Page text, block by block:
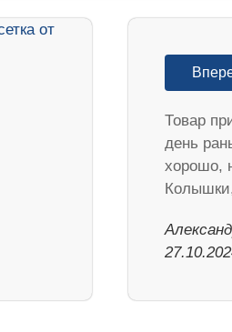
Товар
день
хорошо,